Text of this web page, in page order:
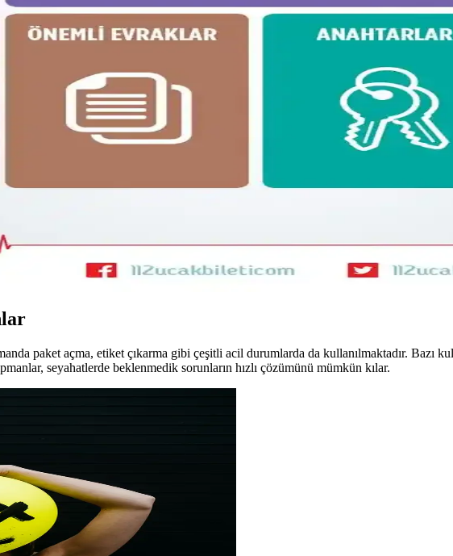
seyahat için teknoloji, kişisel bakım ve giysi eşyalarının düzenli ve hafif paketlenmesi
Hafif ve Verimli Paketleme
için hafif ve düzenli paketleme yöntemleri, ergonomik özellikler ve seyahat
OneBag Seyahat Çantası İncelemesi
bölmesiyle 3-7 günlük seyahatler için ideal. Şehir içi ve doğa yürüyüşlerinde pratik
Uygun Hafif Sırt Çantası ve Kıyafet Seçimi
Sırt Çantası Tercihi: Hava Yolu Kısıtlamaları ve Konfor
ile tek 28-30L sırt çantası arasındaki avantajlar, hava yolu kısıtlamaları ve taşıma
paket açma, etiket çıkarma gibi çeşitli acil durumlarda da kullanılmaktadır. Bazı
seyahatlerde beklenmedik sorunların hızlı çözümünü mümkün kılar.